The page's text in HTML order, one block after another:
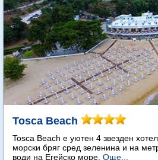
Tosca Beach
Tosca Beach е уютен 4 звезден
морски бряг сред зеленина и на
води на Егейско море. Още...